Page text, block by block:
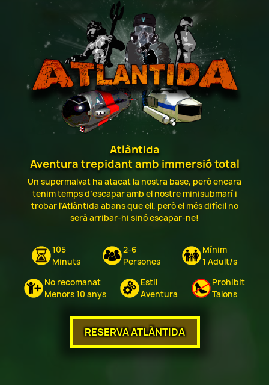
Atlàntida
Aventura trepidant amb immersió total
Un supermalvat ha atacat la nostra base, però encara
tenim temps d’escapar amb el nostre minisubmarí i
trobar l’Atlàntida abans que ell, però el més difícil no
serà arribar-hi sinó escapar-ne!
105
Minuts
2-6
Persones
Mínim
1 Adult/s
No recomanat
Menors 10 anys
Estil
Aventura
Prohibit
Talons
RESERVA ATLÀNTIDA